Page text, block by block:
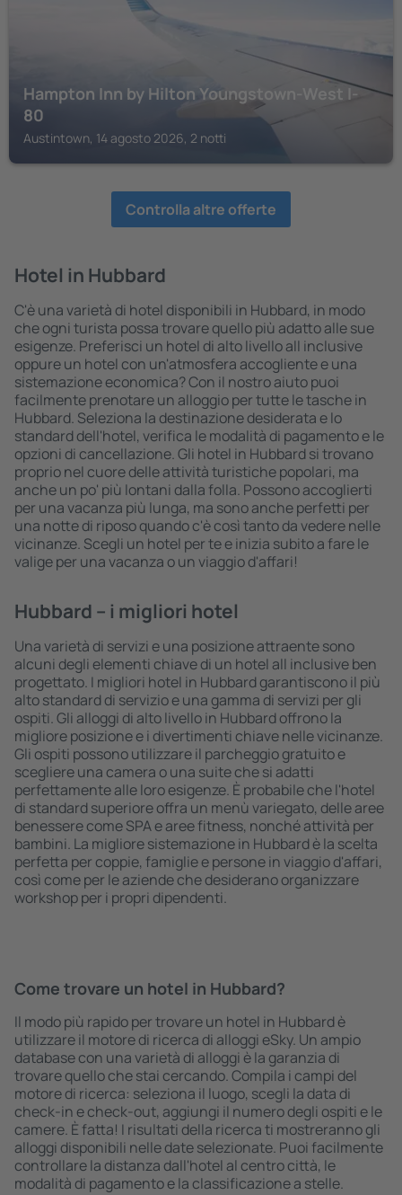
Hampton Inn by Hilton Youngstown-West I-
80
Austintown, 14 agosto 2026, 2 notti
Controlla altre offerte
Hotel in Hubbard
C'è una varietà di hotel disponibili in Hubbard, in modo
che ogni turista possa trovare quello più adatto alle sue
esigenze. Preferisci un hotel di alto livello all inclusive
oppure un hotel con un'atmosfera accogliente e una
sistemazione economica? Con il nostro aiuto puoi
facilmente prenotare un alloggio per tutte le tasche in
Hubbard. Seleziona la destinazione desiderata e lo
standard dell'hotel, verifica le modalità di pagamento e le
opzioni di cancellazione. Gli hotel in Hubbard si trovano
proprio nel cuore delle attività turistiche popolari, ma
anche un po' più lontani dalla folla. Possono accoglierti
per una vacanza più lunga, ma sono anche perfetti per
una notte di riposo quando c'è così tanto da vedere nelle
vicinanze. Scegli un hotel per te e inizia subito a fare le
valige per una vacanza o un viaggio d'affari!
Hubbard – i migliori hotel
Una varietà di servizi e una posizione attraente sono
alcuni degli elementi chiave di un hotel all inclusive ben
progettato. I migliori hotel in Hubbard garantiscono il più
alto standard di servizio e una gamma di servizi per gli
ospiti. Gli alloggi di alto livello in Hubbard offrono la
migliore posizione e i divertimenti chiave nelle vicinanze.
Gli ospiti possono utilizzare il parcheggio gratuito e
scegliere una camera o una suite che si adatti
perfettamente alle loro esigenze. È probabile che l'hotel
di standard superiore offra un menù variegato, delle aree
benessere come SPA e aree fitness, nonché attività per
bambini. La migliore sistemazione in Hubbard è la scelta
perfetta per coppie, famiglie e persone in viaggio d'affari,
così come per le aziende che desiderano organizzare
workshop per i propri dipendenti.
Come trovare un hotel in Hubbard?
Il modo più rapido per trovare un hotel in Hubbard è
utilizzare il motore di ricerca di alloggi eSky. Un ampio
database con una varietà di alloggi è la garanzia di
trovare quello che stai cercando. Compila i campi del
motore di ricerca: seleziona il luogo, scegli la data di
check-in e check-out, aggiungi il numero degli ospiti e le
camere. È fatta! I risultati della ricerca ti mostreranno gli
alloggi disponibili nelle date selezionate. Puoi facilmente
controllare la distanza dall'hotel al centro città, le
modalità di pagamento e la classificazione a stelle.